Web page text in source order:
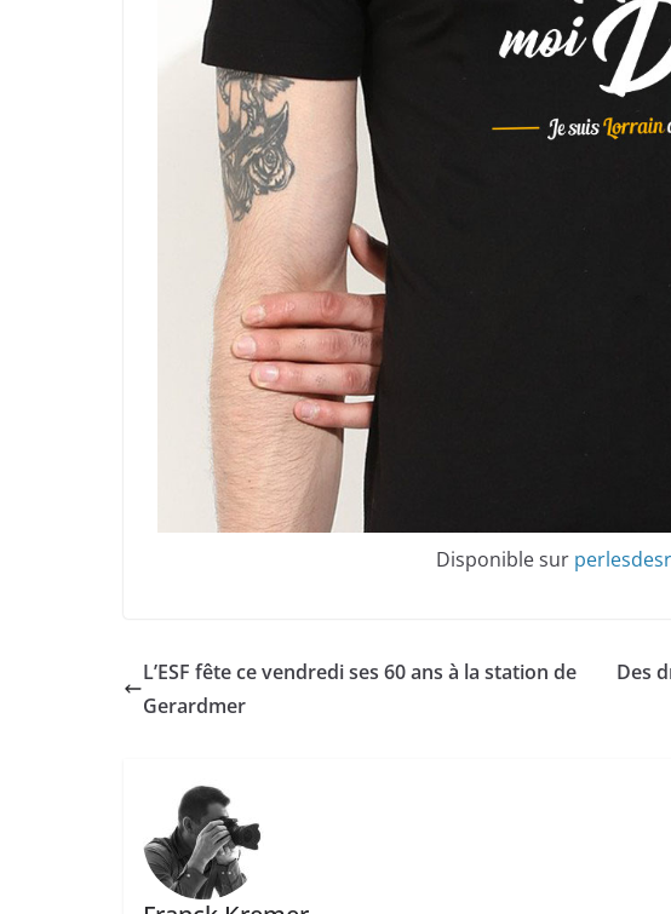
Disponible sur
L’ESF fête ce vendredi ses 60 ans à la station de
Gerardmer
Des